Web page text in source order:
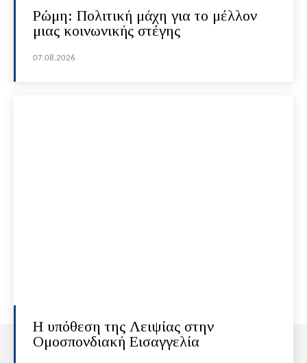
Ρώμη: Πολιτική μάχη για το μέλλον
μιας κοινωνικής στέγης
07.08.2026
Η υπόθεση της Λειψίας στην
Ομοσπονδιακή Εισαγγελία